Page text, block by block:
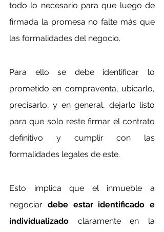
todo lo necesario para que luego de
firmada la promesa no falte más que
las formalidades del negocio.
Para ello se debe identificar lo
prometido en compraventa, ubicarlo,
precisarlo, y en general, dejarlo listo
para que solo reste firmar el contrato
definitivo y cumplir con las
formalidades legales de este.
Esto implica que el inmueble a
negociar debe estar identificado e
individualizado claramente en la